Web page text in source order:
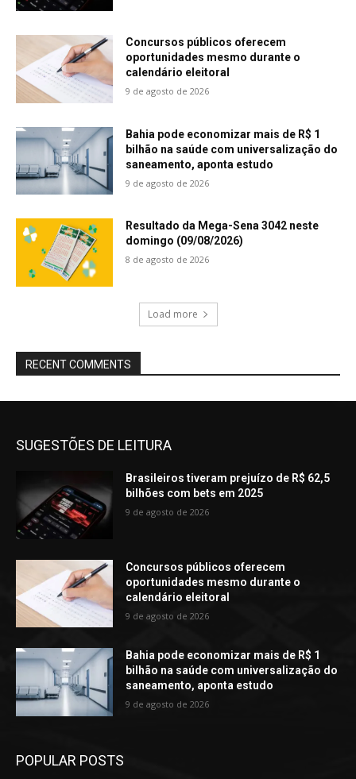
Concursos públicos oferecem
oportunidades mesmo durante o
calendário eleitoral
9 de agosto de 2026
Bahia pode economizar mais de R$ 1
bilhão na saúde com universalização do
saneamento, aponta estudo
9 de agosto de 2026
Resultado da Mega-Sena 3042 neste
domingo (09/08/2026)
8 de agosto de 2026
Load more
RECENT COMMENTS
SUGESTÕES DE LEITURA
Brasileiros tiveram prejuízo de R$ 62,5
bilhões com bets em 2025
9 de agosto de 2026
Concursos públicos oferecem
oportunidades mesmo durante o
calendário eleitoral
9 de agosto de 2026
Bahia pode economizar mais de R$ 1
bilhão na saúde com universalização do
saneamento, aponta estudo
9 de agosto de 2026
POPULAR POSTS